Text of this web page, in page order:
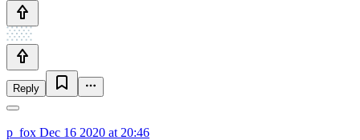
Reply
p_fox Dec 16 2020 at 20:46